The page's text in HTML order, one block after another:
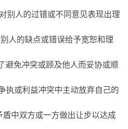
别人的过错或不同意见表现出理
人的缺点或错误给予宽恕和理
避免冲突或顾及他人而妥协或顺
执或利益冲突中主动放弃自己的
盾中双方或一方做出让步以达成